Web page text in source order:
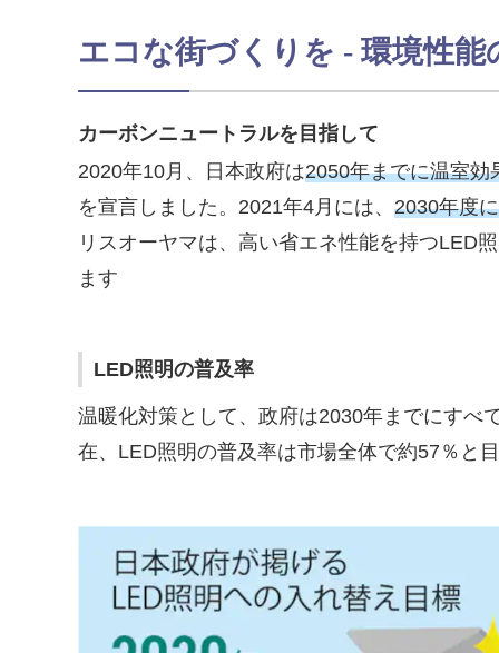
エコな街づくりを - 環境性
カーボンニュートラルを目指して
2020年10月、日本政府は2050年までに温室効
を宣言しました。2021年4月には、 2030年度
リスオーヤマは、高い省エネ性能を持つLED
ます
LED照明の普及率
温暖化対策として、政府は2030年までにすべ
在、LED照明の普及率は市場全体で約57％と